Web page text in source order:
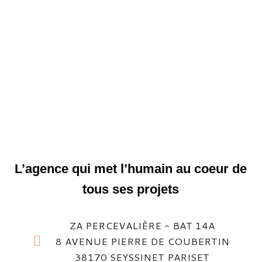
L’agence qui met l’humain au coeur de
tous ses projets
ZA PERCEVALIÈRE - BAT 14A
8 AVENUE PIERRE DE COUBERTIN
38170 SEYSSINET PARISET